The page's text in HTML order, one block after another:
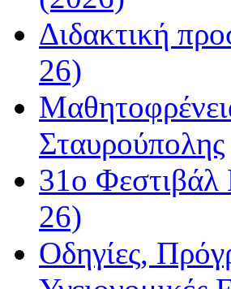
Διδακτική
26)
Σταυρούπολης
31ο
26)
Οδηγίες,